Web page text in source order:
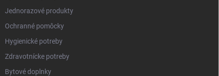
Jednorazové produkty
Ochranné pomôcky
Hygienické potreby
Zdravotnícke potreby
Bytové doplnky